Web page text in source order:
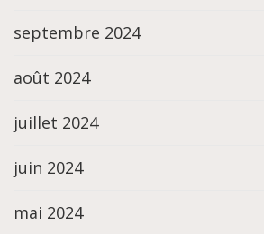
septembre 2024
août 2024
juillet 2024
juin 2024
mai 2024